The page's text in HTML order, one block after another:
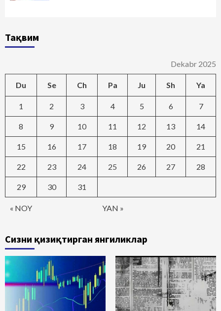
Тақвим
Dekabr 2025
Du Se Ch Pa Ju Sh Ya
« NOY YAN »
1 2 3 4 5 6 7
8 9 10 11 12 13 14
15 16 17 18 19 20 21
22 23 24 25 26 27 28
29 30 31
Сизни қизиқтирган янгиликлар